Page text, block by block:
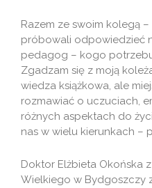
Razem ze swoim kolegą
próbowali odpowiedzieć
pedagog – kogo
Zgadzam się z moją
wiedza książkowa, ale
rozmawiać o uczuciach,
różnych aspektach do
nas w wielu kierunkach –
Doktor Elżbieta Okońska
Wielkiego w Bydgoszczy